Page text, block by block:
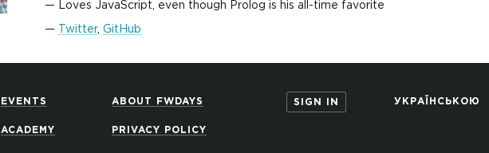
Loves JavaScript, even though Prolog is his all-time favorite
Twitter, GitHub
EVENTS
ACADEMY
ABOUT FWDAYS
PRIVACY POLICY
SIGN IN УКРАЇНСЬКОЮ